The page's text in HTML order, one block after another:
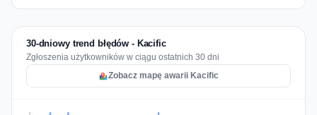
30-dniowy trend błędów - Kacific
Zgłoszenia użytkowników w ciągu ostatnich 30 dni
Zobacz mapę awarii Kacific
2